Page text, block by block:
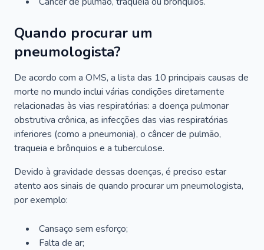
Quando procurar um
pneumologista?
De acordo com a OMS, a lista das 10 principais causas de
morte no mundo inclui várias condições diretamente
relacionadas às vias respiratórias: a doença pulmonar
obstrutiva crônica, as infecções das vias respiratórias
inferiores (como a pneumonia), o câncer de pulmão,
traqueia e brônquios e a tuberculose.
Devido à gravidade dessas doenças, é preciso estar
atento aos sinais de quando procurar um pneumologista,
por exemplo:
Cansaço sem esforço;
Falta de ar;